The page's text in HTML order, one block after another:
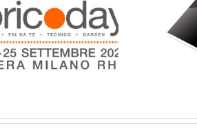
Der neue Bolis Italia
Katalog 2025